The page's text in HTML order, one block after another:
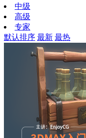
中级
高级
专家
默认排序 最新 最热